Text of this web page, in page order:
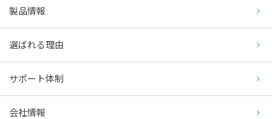
製品情報
選ばれる理由
サポート体制
会社情報